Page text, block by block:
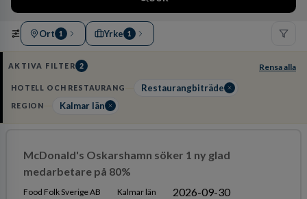
Ort 1 Yrke 1
AKTIVA FILTER 2 Rensa alla
HOTELL OCH RESTAURANG Restaurangbiträde
REGION Kalmar län
McDonald's Oskarshamn söker 1 ny glad
medarbetare på 80%
Food Folk Sverige AB Kalmar län 2026-09-30